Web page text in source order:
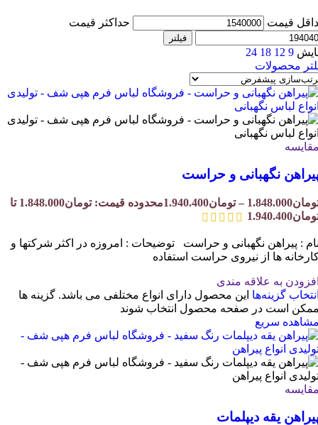
قیمت حداکثر قیمت
فیلتر
9
12
18
24
محصولات
نگهبانی و حراست
1.848.000
– تومان1.940.400
محدوده قیمت: تومان1.848.000 تا
: پیراهن نگهبانی و حراست توضیحات : امروزه در اکثر شرکتها و
ها از نیروی حراست استفاده
به علاقه مندی
گزینه‌ها این محصول دارای انواع مختلفی می باشد. گزینه ها
است در صفحه محصول انتخاب شوند
سریع
یقه دیپلمات